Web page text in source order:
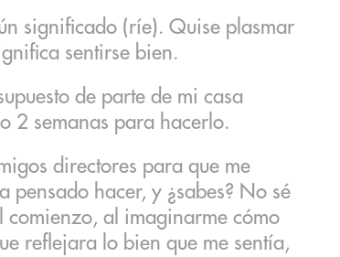
significado (ríe). Quise plasmar
sentirse bien.
de parte de mi casa
2 semanas para hacerlo.
directores para que me
pensado hacer, y ¿sabes? No sé
comienzo, al imaginarme cómo
reflejara lo bien que me sentía,